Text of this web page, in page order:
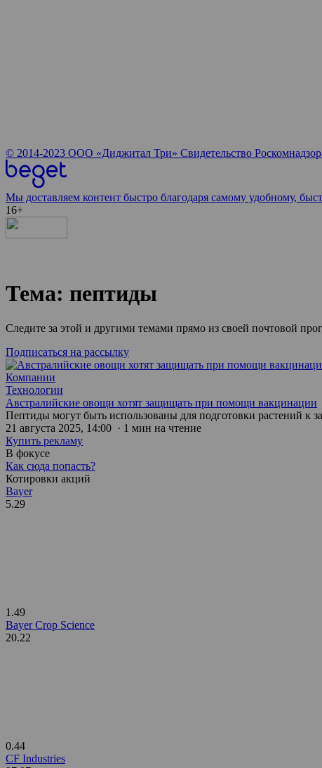
© 2014-2023 ООО «Диджитал Три» Свидетельство
Мы доставляем контент быстро благодаря самому удобному,
16+
Тема: пептиды
Следите за этой и другими темами прямо из своей почтовой
Подписаться на рассылку
Компании
Технологии
Австралийские овощи хотят защищать при помощи вакцинации
Пептиды могут быть использованы для подготовки растений к
21 августа 2025, 14:00 · 1 мин на чтение
Купить рекламу
В фокусе
Как сюда попасть?
Котировки акций
Bayer
5.29
1.49
Bayer Crop Science
20.22
0.44
CF Industries